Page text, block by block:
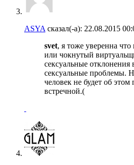
ASYA сказал(-а): 22.08.2015
svet, я тоже уверенна
или чокнутый
сексуальные отклонения
сексуальные проблемы.
человек не будет об этом
встречной.(